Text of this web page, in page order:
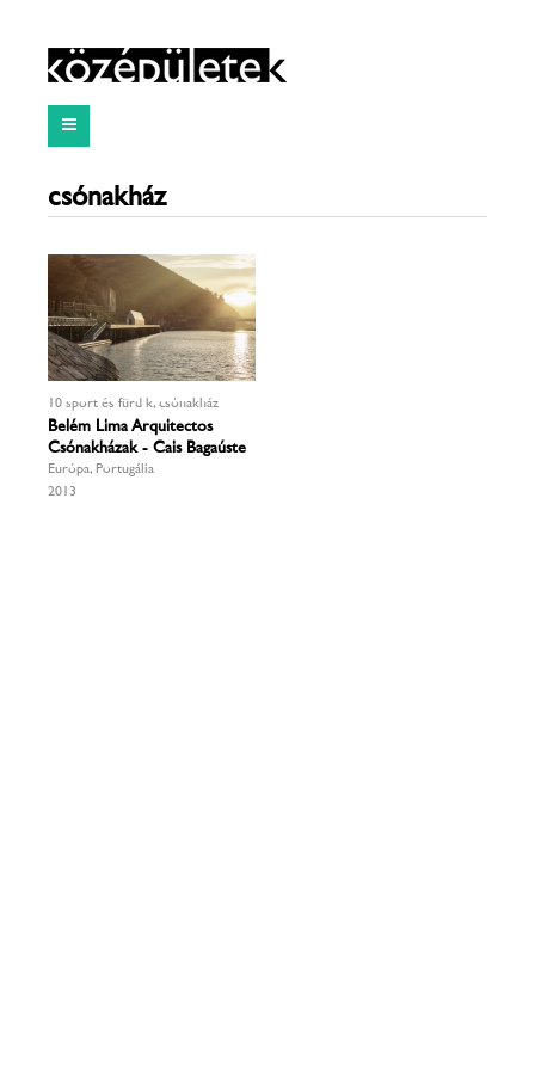
csónakház
10 sport és fürdők, csónakház
Belém Lima Arquitectos
Csónakházak - Cais Bagaúste
Európa, Portugália
2013